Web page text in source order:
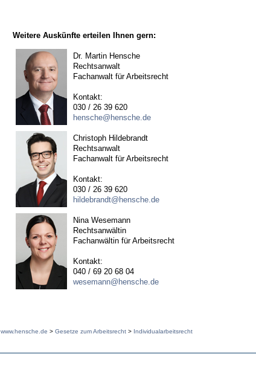
Weitere Auskünfte erteilen Ihnen gern:
Dr. Martin Hensche
Rechtsanwalt
Fachanwalt für Arbeitsrecht
Kontakt:
030 / 26 39 620
hensche@hensche.de
Christoph Hildebrandt
Rechtsanwalt
Fachanwalt für Arbeitsrecht
Kontakt:
030 / 26 39 620
hildebrandt@hensche.de
Nina Wesemann
Rechtsanwältin
Fachanwältin für Arbeitsrecht
Kontakt:
040 / 69 20 68 04
wesemann@hensche.de
www.hensche.de > Gesetze zum Arbeitsrecht > Individualarbeitsrecht